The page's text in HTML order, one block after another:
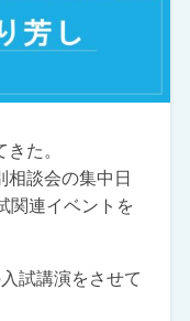
た。
談会の集中日
関連イベントを
試講演をさせて